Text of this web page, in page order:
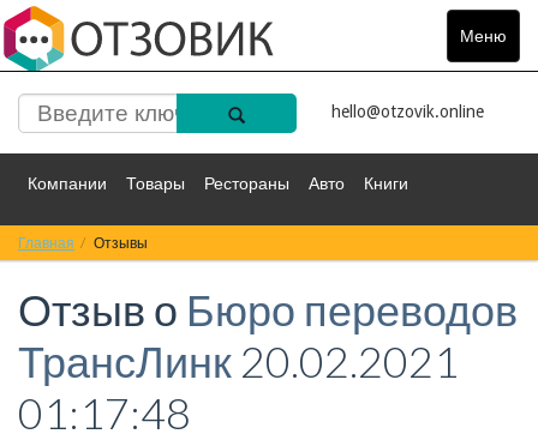
Меню
Toggle
hello@otzovik.online
Компании Товары Рестораны Авто Книги
Спорт Фильмы
Красота Здоровье Остальное
Главная Отзывы
Отзыв о Бюро переводов
ТрансЛинк 20.02.2021
01:17:48